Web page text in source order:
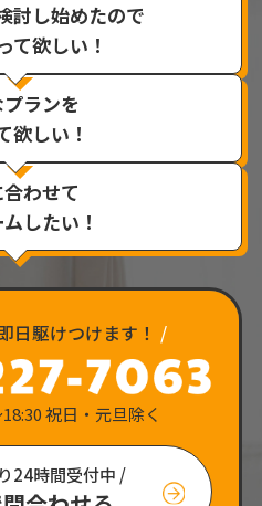
討し始めたので
て欲しい！
ランを
欲しい！
わせて
したい！
日駆けつけます！ /
祝日・元旦除く
24時間受付中 /